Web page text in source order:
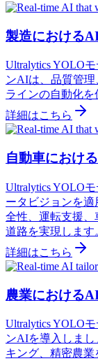
製造における
Ultralytics YOLO
ンAIは、品質管
ラインの自動化を
詳細はこちら
自動車におけ
Ultralytics YOLO
ータビジョンを
全性、運転支援
道路を実現します
詳細はこちら
農業における
Ultralytics YOLO
ンAIを導入しま
キング、精密農